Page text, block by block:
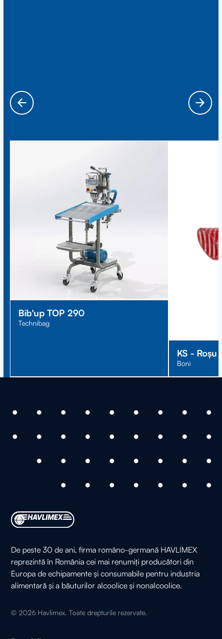
Bib'up TOP 290
Technibag
KS - Roșu
Boni
De peste 30 de ani, firma româno-germană HAVLIMEX
reprezintă în România cei mai renumiți producători din
Europa de echipamente și consumabile pentru industria
alimentară și a băuturilor alcoolice și nonalcoolice.
©2026 Havlimex. Toate drepturile rezervate.